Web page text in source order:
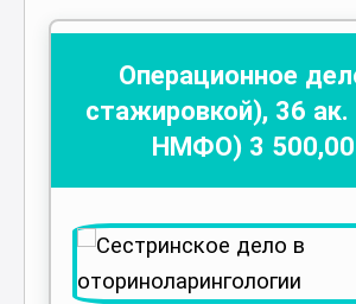
Операционное
стажировкой), 36 ак.
НМФО) 3 500